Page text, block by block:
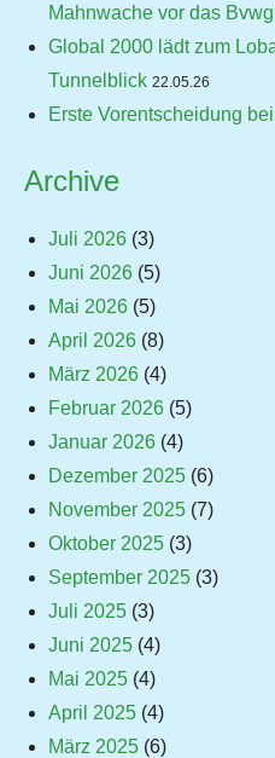
Mahnwache vor das
Global 2000 lädt zum
Tunnelblick 22.05.26
Erste Vorentscheidung
Archive
Juli 2026 (3)
Juni 2026 (5)
Mai 2026 (5)
April 2026 (8)
März 2026 (4)
Februar 2026 (5)
Januar 2026 (4)
Dezember 2025 (6)
November 2025 (7)
Oktober 2025 (3)
September 2025 (3)
Juli 2025 (3)
Juni 2025 (4)
Mai 2025 (4)
April 2025 (4)
März 2025 (6)